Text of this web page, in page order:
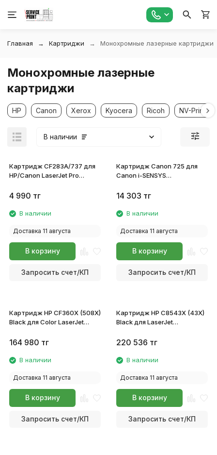
Главная Картриджи Монохромные лазерные картриджи
Монохромные лазерные
картриджи
HP Canon Xerox Kyocera Ricoh NV-Print
В наличии
Картридж CF283A/737 для
HP/Canon LaserJet Pro
M125ra/ M225dn
4 990 тг
В наличии
Доставка 11 августа
В корзину
Запросить счет/КП
Картридж Canon 725 для
Canon i-SENSYS
3484B005
14 303 тг
В наличии
Доставка 11 августа
В корзину
Запросить счет/КП
Картридж HP CF360X (508X)
Black для Color LaserJet
164 980 тг
В наличии
Доставка 11 августа
В корзину
Запросить счет/КП
Картридж HP C8543X (43X)
Black для LaserJet
220 536 тг
В наличии
Доставка 11 августа
В корзину
Запросить счет/КП